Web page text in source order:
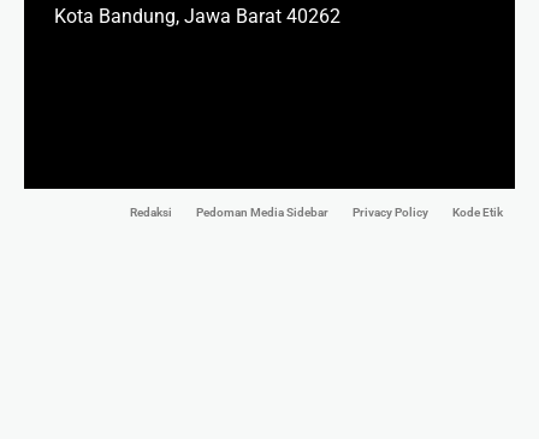
Kota Bandung, Jawa Barat 40262
Redaksi Pedoman Media Sidebar Privacy Policy Kode Etik